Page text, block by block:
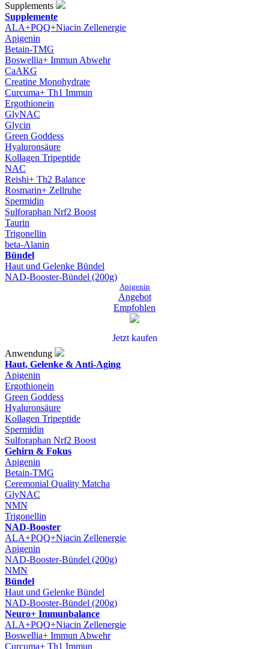
Supplements
Supplemente
ALA+PQQ+Niacin Zellenergie
Apigenin
Betain-TMG
Boswellia+ Immun Abwehr
CaAKG
Creatine Monohydrate
Curcuma+ Th1 Immun
Ergothionein
GlyNAC
Glycin
Green Goddess
Hyaluronsäure
Kollagen Tripeptide
NAC
Reishi+ Th2 Balance
Rosmarin+ Zellruhe
Spermidin
Sulforaphan Nrf2 Boost
Taurin
Trigonellin
beta-Alanin
Bündel
Haut und Gelenke Bündel
NAD-Booster-Bündel (200g)
Apigenin
Angebot
Empfohlen
Jetzt kaufen
Anwendung
Haut, Gelenke & Anti-Aging
Apigenin
Ergothionein
Green Goddess
Hyaluronsäure
Kollagen Tripeptide
Spermidin
Sulforaphan Nrf2 Boost
Gehirn & Fokus
Apigenin
Betain-TMG
Ceremonial Quality Matcha
GlyNAC
NMN
Trigonellin
NAD-Booster
ALA+PQQ+Niacin Zellenergie
Apigenin
NAD-Booster-Bündel (200g)
NMN
Bündel
Haut und Gelenke Bündel
NAD-Booster-Bündel (200g)
Neuro+ Immunbalance
ALA+PQQ+Niacin Zellenergie
Boswellia+ Immun Abwehr
Curcuma+ Th1 Immun